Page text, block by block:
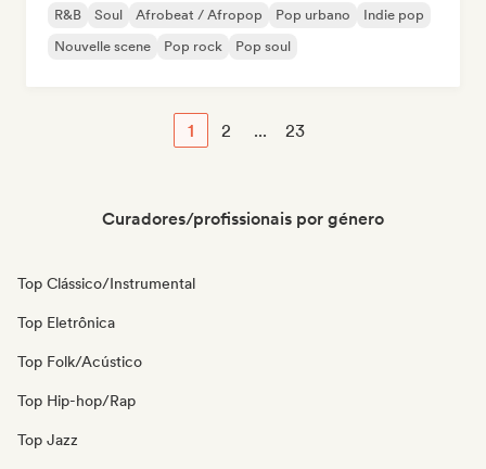
R&B Soul Afrobeat / Afropop Pop urbano
Indie pop
Nouvelle scene
Pop rock Pop soul
1 2 ... 23
Curadores/profissionais por género
Top Clássico/Instrumental
Top Eletrônica
Top Folk/Acústico
Top Hip-hop/Rap
Top Jazz